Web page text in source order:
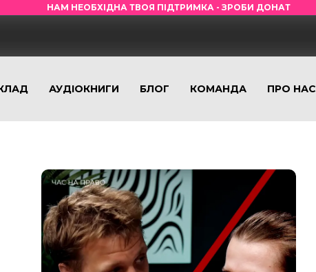
НАМ НЕОБХІДНА ТВОЯ ПІДТРИМКА - ЗРОБИ ДОНАТ
АУДІОКНИГИ БЛОГ КОМАНДА ПРО НАС